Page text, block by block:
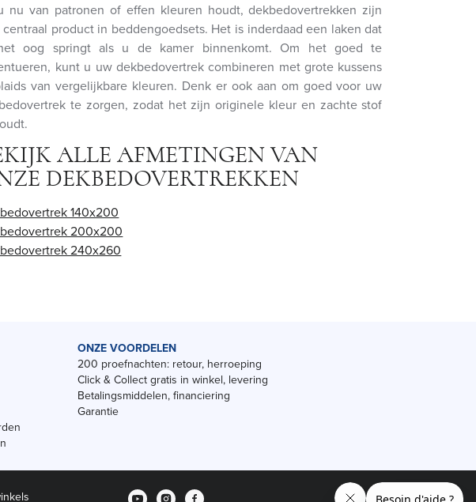
nu van patronen of effen kleuren houdt, dekbedovertrekken zijn
product in beddengoedsets. Het is inderdaad een laken dat
oog springt als u de kamer binnenkomt. Om het goed te
kunt u uw dekbedovertrek combineren met grote kussens
van vergelijkbare kleuren. Denk er ook aan om goed voor uw
te zorgen, zodat het zijn originele kleur en zachte stof
ALLE AFMETINGEN VAN
DEKBEDOVERTREKKEN
140x200
200x200
240x260
ONZE VOORDELEN
200 proefnachten: retour, herroeping
Click & Collect gratis in winkel, levering
Betalingsmiddelen, financiering
Garantie